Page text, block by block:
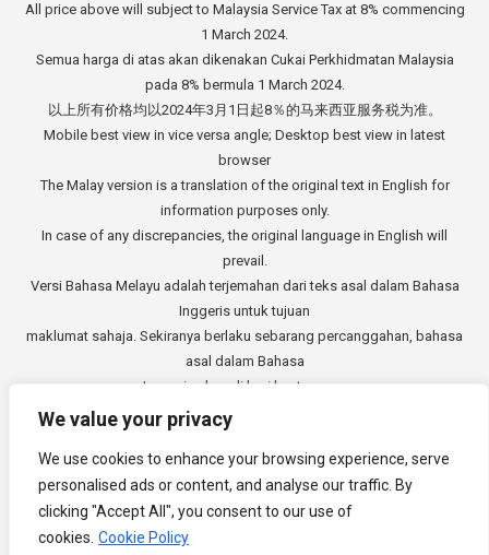
We value your privacy
We use cookies to enhance your browsing experience, serve
personalised ads or content, and analyse our traffic. By
clicking "Accept All", you consent to our use of
cookies. Cookie Policy
All price above will subject to Malaysia Service Tax at 8% commencing
1 March 2024.
Semua harga di atas akan dikenakan Cukai Perkhidmatan Malaysia
pada 8% bermula 1 March 2024.
以上所有价格均以2024年3月1日起8％的马来西亚服务税为准。
Mobile best view in vice versa angle; Desktop best view in latest
browser
The Malay version is a translation of the original text in English for
information purposes only.
In case of any discrepancies, the original language in English will
prevail.
Versi Bahasa Melayu adalah terjemahan dari teks asal dalam Bahasa
Inggeris untuk tujuan
maklumat sahaja. Sekiranya berlaku sebarang percanggahan, bahasa
asal dalam Bahasa
Inggeris akan di beri keutamaan.
中文版本是从英文原始文本的翻译，仅供参考。如有任何差异，以英语
Copyright © 2014 - 20263E Accounting Services Sdn. Bhd.
Company Registration Number: 201901000501 (1309827-V). All rights
reserved.